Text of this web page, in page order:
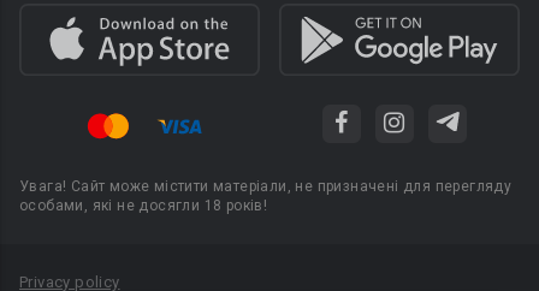
Увага! Сайт може містити матеріали, не призначені для перегляду
особами, які не досягли 18 років!
Privacy policy